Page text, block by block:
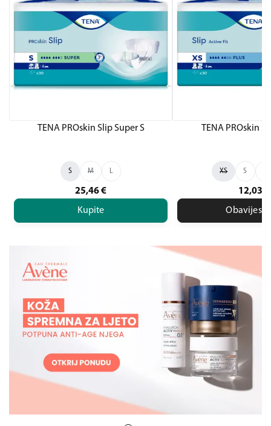
TENA PROskin Slip Super S
S M L
25,46€
Kupite
TENA PROskin
XS S
12,03
Obavijesti